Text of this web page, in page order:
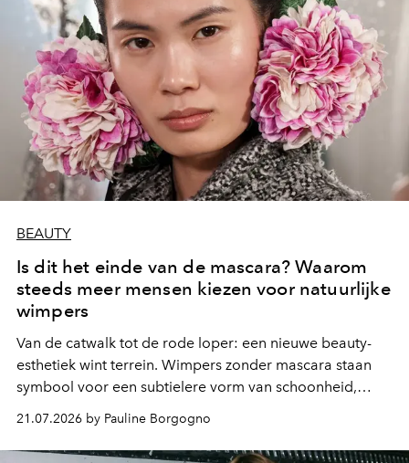
BEAUTY
Is dit het einde van de mascara? Waarom
steeds meer mensen kiezen voor natuurlijke
wimpers
Van de catwalk tot de rode loper: een nieuwe beauty-
esthetiek wint terrein. Wimpers zonder mascara staan
symbool voor een subtielere vorm van schoonheid,
waarin zelfvertrouwen belangrijker is dan een overvloed
aan make-up.
21.07.2026 by Pauline Borgogno